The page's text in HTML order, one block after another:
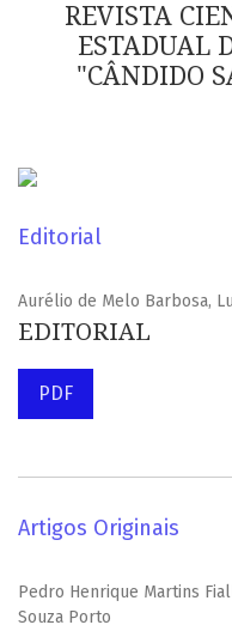
REVISTA
ESTADUAL
"CÂNDIDO
Editorial
Aurélio de Melo Barbosa,
EDITORIAL
PDF
Artigos Originais
Pedro Henrique Martins
Souza Porto